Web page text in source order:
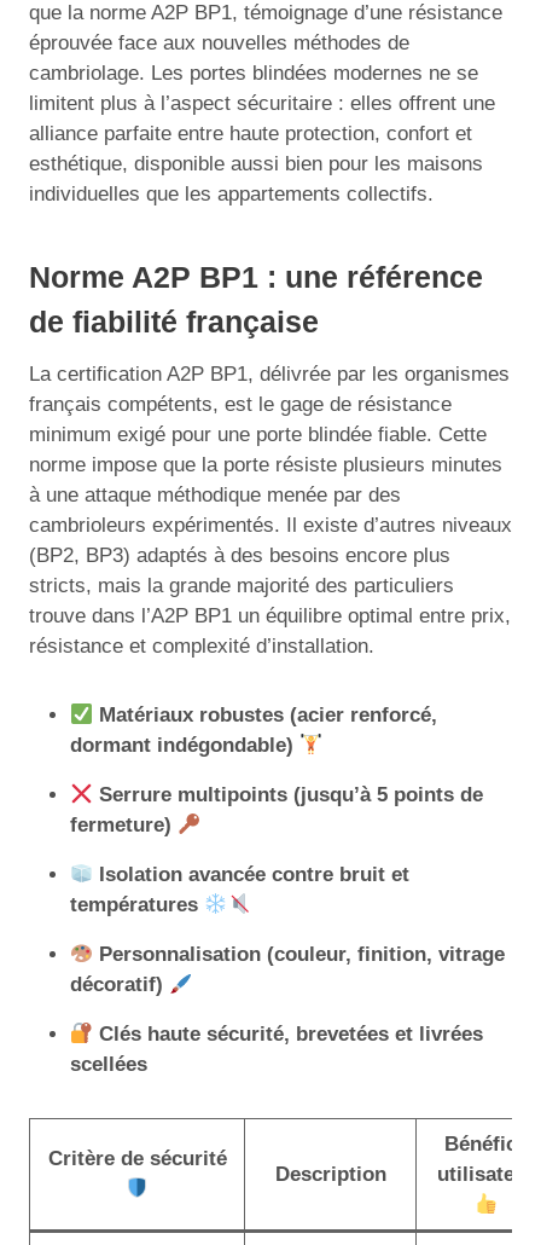
que la norme A2P BP1, témoignage d’une résistance
éprouvée face aux nouvelles méthodes de
cambriolage. Les portes blindées modernes ne se
limitent plus à l’aspect sécuritaire : elles offrent une
alliance parfaite entre haute protection, confort et
esthétique, disponible aussi bien pour les maisons
individuelles que les appartements collectifs.
Norme A2P BP1 : une référence
de fiabilité française
La certification A2P BP1, délivrée par les organismes
français compétents, est le gage de résistance
minimum exigé pour une porte blindée fiable. Cette
norme impose que la porte résiste plusieurs minutes
à une attaque méthodique menée par des
cambrioleurs expérimentés. Il existe d’autres niveaux
(BP2, BP3) adaptés à des besoins encore plus
stricts, mais la grande majorité des particuliers
trouve dans l’A2P BP1 un équilibre optimal entre prix,
résistance et complexité d’installation.
Matériaux robustes (acier renforcé,
dormant indégondable)
Serrure multipoints (jusqu’à 5 points de
fermeture)
Isolation avancée contre bruit et
températures
Personnalisation (couleur, finition, vitrage
décoratif)
Clés haute sécurité, brevetées et livrées
scellées
Critère de sécurité
Description
Bénéfice
utilisateur